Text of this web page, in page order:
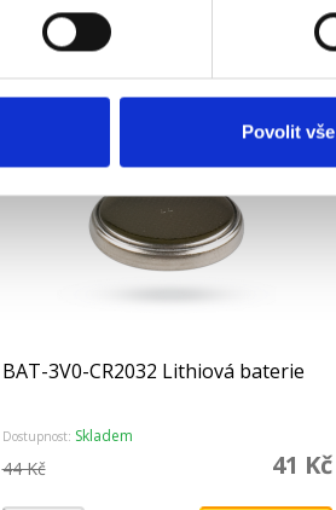
Povolit vše
Detail Do košíku
BAT-3V0-CR2032 Lithiová baterie
Dostupnost: Skladem
41 Kč
44 Kč